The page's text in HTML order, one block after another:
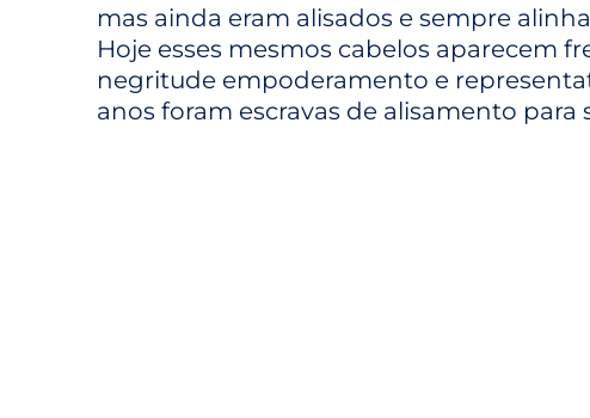
mas ainda eram alisados e sempre
Hoje esses mesmos cabelos aparecem
negritude empoderamento e
anos foram escravas de alisamento